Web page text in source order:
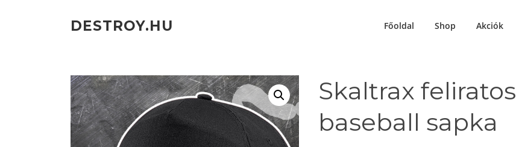
DESTROY.HU Főoldal Shop Akciók
Skaltrax feliratos
baseball sapka